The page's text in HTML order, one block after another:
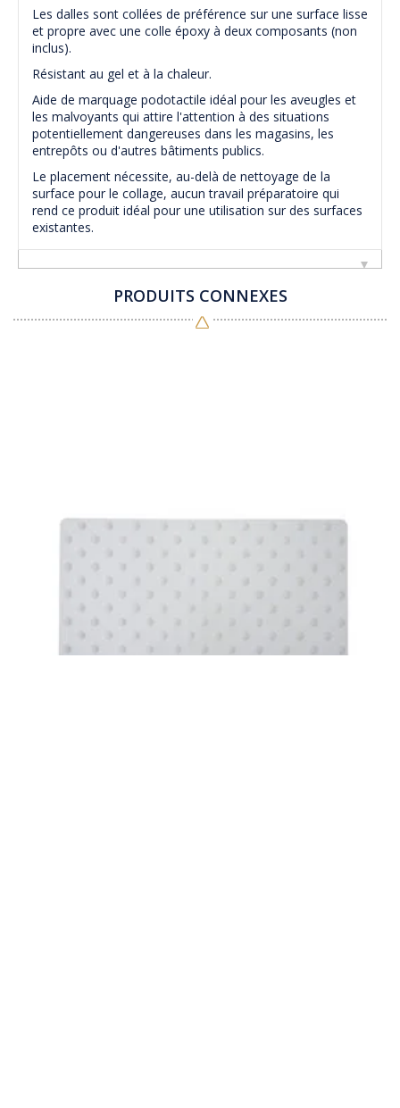
Les dalles sont collées de préférence sur une surface lisse
et propre avec une colle époxy à deux composants (non
inclus).
Résistant au gel et à la chaleur.
Aide de marquage podotactile idéal pour les aveugles et
les malvoyants qui attire l'attention à des situations
potentiellement dangereuses dans les magasins, les
entrepôts ou d'autres bâtiments publics.
Le placement nécessite, au-delà de nettoyage de la
surface pour le collage, aucun travail préparatoire qui
rend ce produit idéal pour une utilisation sur des surfaces
existantes.
PRODUITS CONNEXES